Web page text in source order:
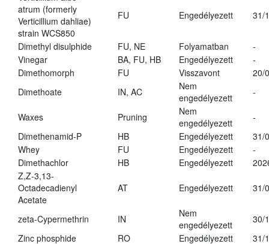
atrum (formerly
Verticillium dahliae)
strain WCS850
FU Engedélyezett 31/
Dimethyl disulphide FU, NE Folyamatban
-
Vinegar
BA, FU, HB Engedélyezett
-
Dimethomorph
FU Visszavont
20/
Dimethoate
IN, AC
Nem
engedélyezett
-
Waxes Pruning
Nem
engedélyezett
-
Dimethenamid-P
HB Engedélyezett
31/
Whey
FU Engedélyezett
-
Dimethachlor
HB Engedélyezett
Z,Z-3,13-
Octadecadienyl
Acetate
AT Engedélyezett 31/
zeta-Cypermethrin IN
Nem
engedélyezett
30/
Zinc phosphide
RO Engedélyezett
31/